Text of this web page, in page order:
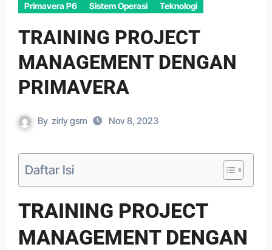
Primavera P6
Sistem Operasi Teknologi
TRAINING PROJECT
MANAGEMENT DENGAN
PRIMAVERA
By zirly gsm Nov 8, 2023
Daftar Isi
TRAINING PROJECT
MANAGEMENT DENGAN